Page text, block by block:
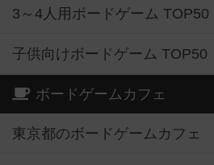
3～4人用ボードゲーム TOP50
子供向けボードゲーム TOP50
ボードゲームカフェ
東京都のボードゲームカフェ